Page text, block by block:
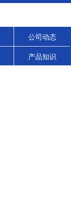
公司动态
产品知识